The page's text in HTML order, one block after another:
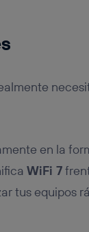
en la
WiFi 7
tus equipos